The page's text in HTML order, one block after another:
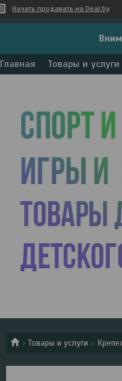
Начать продавать на Deal.by
Главная Товары и услуги
Товары и услуги